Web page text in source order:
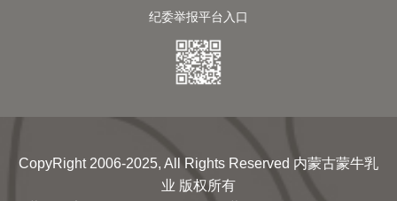
纪委举报平台入口
CopyRight 2006-2025, All Rights Reserved 内蒙古蒙牛乳
业 版权所有